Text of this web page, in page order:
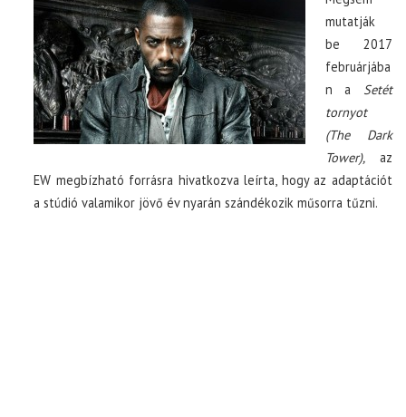
TOP10
KULISSZA
CIKK
PÓLÓ RENDELÉS
mutatják
be 2017
februárjába
n a Setét
tornyot
(The Dark
Tower), az
EW megbízható forrásra hivatkozva leírta, hogy az adaptációt
a stúdió valamikor jövő év nyarán szándékozik műsorra tűzni.